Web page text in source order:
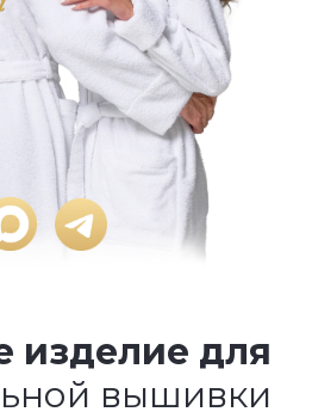
изделие для
вышивки